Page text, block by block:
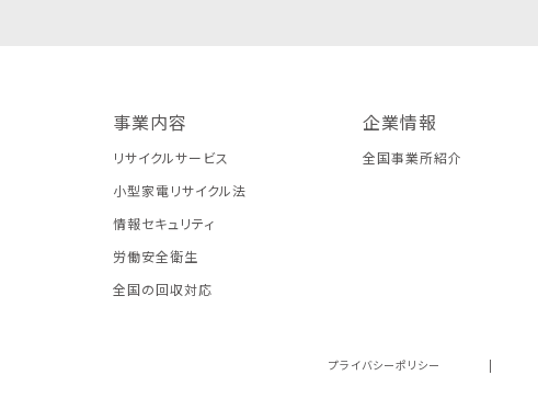
事業内容
リサイクルサービス
小型家電リサイクル法
情報セキュリティ
労働安全衛生
全国の回収対応
企業情報
全国事業所紹介
プライバシーポリシー |